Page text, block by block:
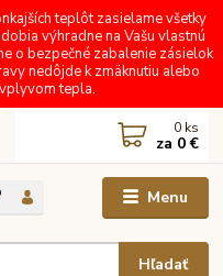
teplôt zasielame všetky
výhradne na Vašu vlastnú
o bezpečné zabalenie zásielok
nedôjde k zmäknutiu alebo
tepla.
Menu
Hľadať
0 ks
za 0 €